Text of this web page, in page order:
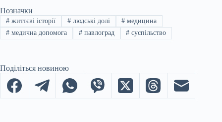
Позначки
#життєві історії #людські долі # медицина
#медична допомога #павлоград # суспільство
Поділіться новиною